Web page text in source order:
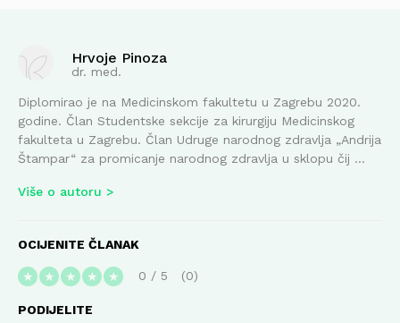
Hrvoje Pinoza
dr. med.
Diplomirao je na Medicinskom fakultetu u Zagrebu 2020.
godine. Član Studentske sekcije za kirurgiju Medicinskog
fakulteta u Zagrebu. Član Udruge narodnog zdravlja „Andrija
Štampar“ za promicanje narodnog zdravlja u sklopu čij ...
Više o autoru
OCIJENITE ČLANAK
★ ★ ★ ★ ★ 0 / 5 0
PODIJELITE